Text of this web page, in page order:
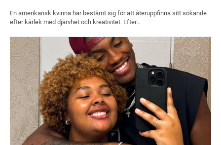
En amerikansk kvinna har bestämt sig för att återuppfinna sitt sökande
efter kärlek med djärvhet och kreativitet. Efter...